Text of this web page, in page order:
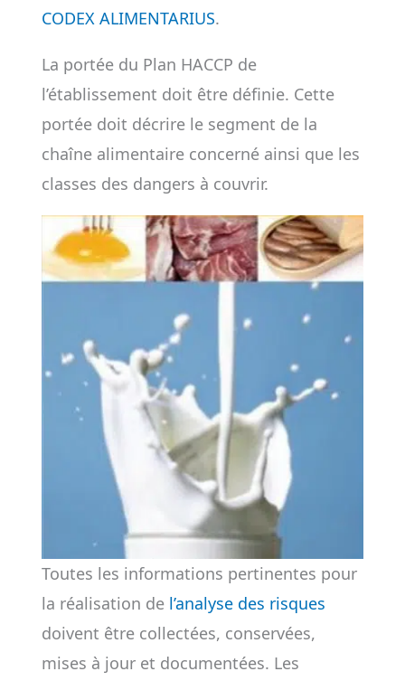
CODEX ALIMENTARIUS.
La portée du Plan HACCP de
l’établissement doit être définie. Cette
portée doit décrire le segment de la
chaîne alimentaire concerné ainsi que les
classes des dangers à couvrir.
Toutes les informations pertinentes pour
la réalisation de l’analyse des risques
doivent être collectées, conservées,
mises à jour et documentées. Les